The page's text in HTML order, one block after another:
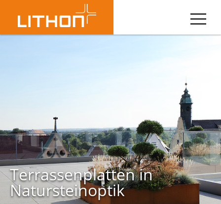
Terrassenplatten in
Natursteinoptik